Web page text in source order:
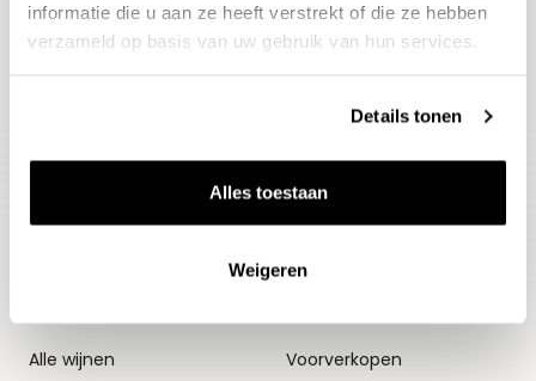
informatie die u aan ze heeft verstrekt of die ze hebben
verzameld op basis van uw gebruik van hun services.
Details tonen
Alles toestaan
Weigeren
Aanmelden
Alle wijnen
Thema's
Voorverkopen